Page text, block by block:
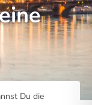
Du die